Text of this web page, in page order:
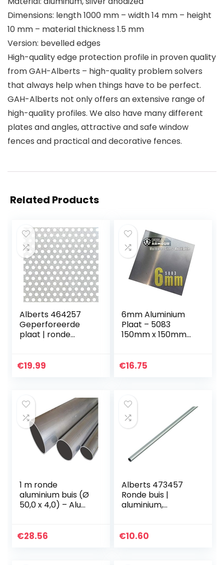
Dimensions: length 1000 mm – width 14 mm – height
10 mm – material thickness 1.5 mm
Version: bevelled edges
High-quality edge protection profile in proven quality
from GAH-Alberts – high-quality problem solvers
that always help when things have to be perfect.
GAH-Alberts not only offers an extensive range of
high-quality profiles. We also have many different
plates and angles, attractive and safe window
fences and practical and decorative fences.
Related Products
Alberts 464257
Geperforeerde
plaat | ronde
| 300 x 1000 x 0,8
€19.99
6mm Aluminium
Plaat – 5083
150mm x 150mm
€16.75
1 m ronde
aluminium buis (Ø
50,0 x 4,0) – Alu
onbehandeld,
€28.56
Alberts 473457
Ronde buis |
aluminium,
1000 x 15 x 1 mm
€10.60